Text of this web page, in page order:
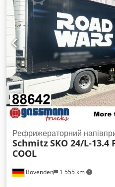
Bovenden 1 555 km
Рефрижераторний
SchmitzSKO 24/L-13.4
COOL